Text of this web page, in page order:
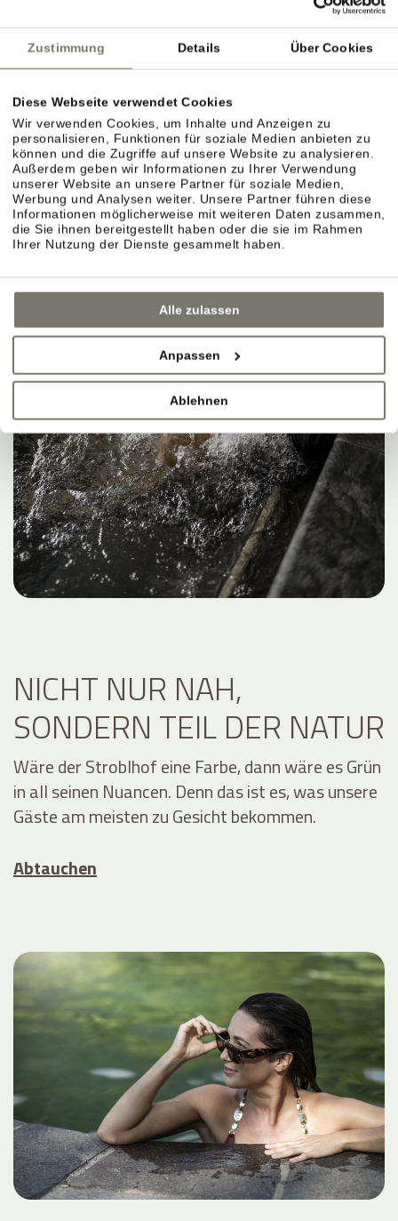
Zustimmung Details Über Cookies
Diese Webseite verwendet Cookies
Wir verwenden Cookies, um Inhalte und Anzeigen zu
personalisieren, Funktionen für soziale Medien anbieten zu
können und die Zugriffe auf unsere Website zu analysieren.
Außerdem geben wir Informationen zu Ihrer Verwendung
unserer Website an unsere Partner für soziale Medien,
Werbung und Analysen weiter. Unsere Partner führen diese
Informationen möglicherweise mit weiteren Daten zusammen,
die Sie ihnen bereitgestellt haben oder die sie im Rahmen
Ihrer Nutzung der Dienste gesammelt haben.
Alle zulassen
Anpassen
Ablehnen
NICHT NUR NAH,
SONDERN TEIL DER NATUR
Wäre der Stroblhof eine Farbe, dann wäre es Grün
in all seinen Nuancen. Denn das ist es, was unsere
Gäste am meisten zu Gesicht bekommen.
Abtauchen